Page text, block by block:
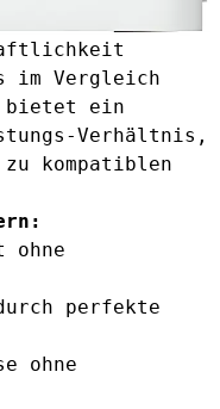
im Vergleich
bietet ein
Verhältnis,
kompatiblen
ohne
perfekte
ohne